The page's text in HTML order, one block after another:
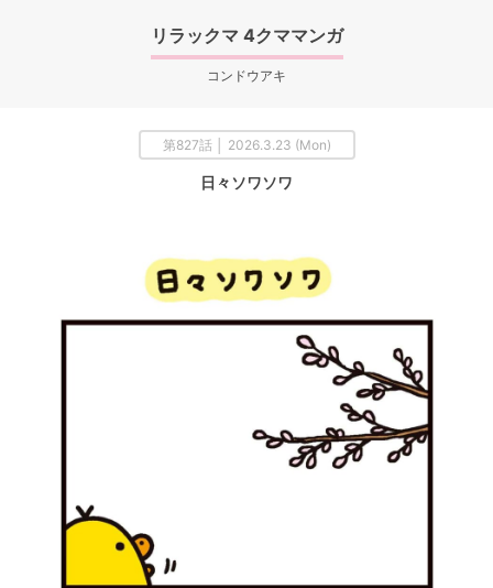
リラックマ 4クママンガ
コンドウアキ
第827話 │ 2026.3.23 (Mon)
日々ソワソワ